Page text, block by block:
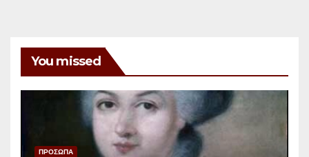
You missed
ΠΡΟΣΩΠΑ